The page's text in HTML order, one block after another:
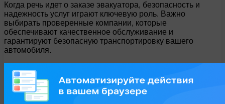
Когда речь идет о заказе эвакуатора, безопасность и
надежность услуг играют ключевую роль. Важно
выбирать проверенные компании, которые
обеспечивают качественное обслуживание и
гарантируют безопасную транспортировку вашего
автомобиля.